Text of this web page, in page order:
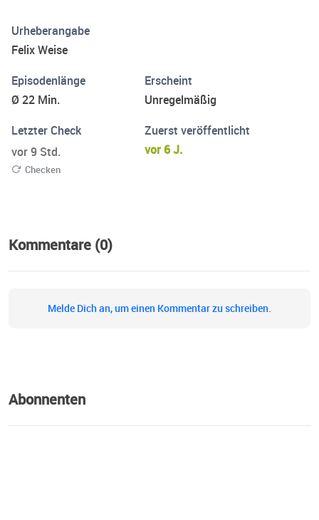
die ihr euch wünscht, dann sendet mir eine DM auf
Instagram @felixweise__
Urheberangabe
Felix Weise
Episodenlänge
Ø 22 Min.
Erscheint
Unregelmäßig
Letzter Check
vor 9 Std.
Checken
Zuerst veröffentlicht
vor 6 J.
Kommentare (0)
Melde Dich an, um einen Kommentar zu schreiben.
Abonnenten